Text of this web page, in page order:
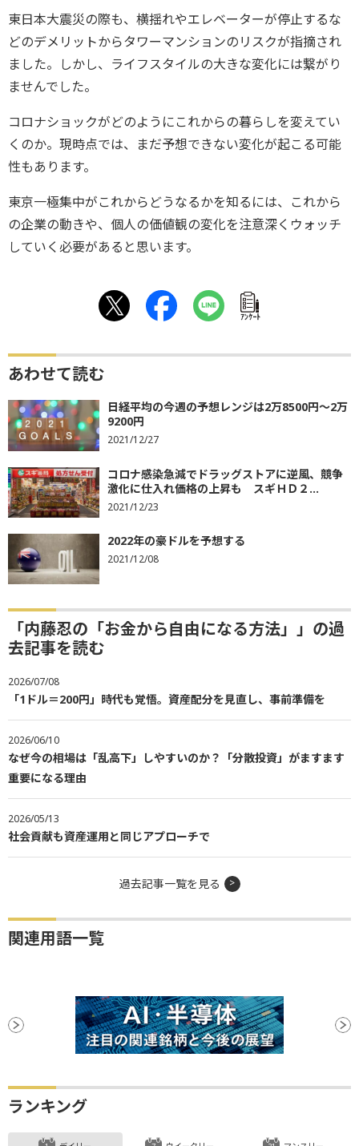
東日本大震災の際も、横揺れやエレベーターが停止するな
どのデメリットからタワーマンションのリスクが指摘され
ました。しかし、ライフスタイルの大きな変化には繋がり
ませんでした。
コロナショックがどのようにこれからの暮らしを変えてい
くのか。現時点では、まだ予想できない変化が起こる可能
性もあります。
東京一極集中がこれからどうなるかを知るには、これから
の企業の動きや、個人の価値観の変化を注意深くウォッチ
していく必要があると思います。
ｱﾝｹｰﾄ
あわせて読む
日経平均の今週の予想レンジは2万8500円～2万
9200円
2021/12/27
コロナ感染急減でドラッグストアに逆風、競争
激化に仕入れ価格の上昇も スギＨＤ２...
2021/12/23
2022年の豪ドルを予想する
2021/12/08
「内藤忍の「お金から自由になる方法」」の過
去記事を読む
2026/07/08
「1ドル＝200円」時代も覚悟。資産配分を見直し、事前準備を
2026/06/10
なぜ今の相場は「乱高下」しやすいのか？「分散投資」がますます
重要になる理由
2026/05/13
社会貢献も資産運用と同じアプローチで
過去記事一覧を見る
関連用語一覧
ランキング